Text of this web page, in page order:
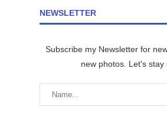
NEWSLETTER
Subscribe my Newsletter for
new photos. Let's stay